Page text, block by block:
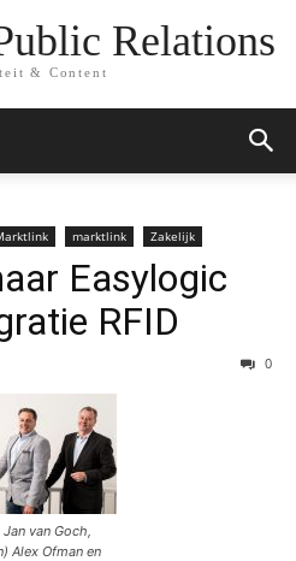
Relations
& Content
marktlink Zakelijk
Easylogic
RFID
0
van Goch,
Alex Ofman en